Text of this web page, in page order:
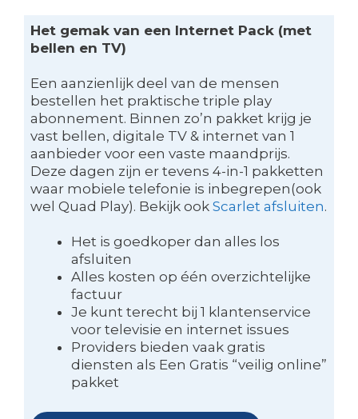
Het gemak van een Internet Pack (met
bellen en TV)
Een aanzienlijk deel van de mensen
bestellen het praktische triple play
abonnement. Binnen zo’n pakket krijg je
vast bellen, digitale TV & internet van 1
aanbieder voor een vaste maandprijs.
Deze dagen zijn er tevens 4-in-1 pakketten
waar mobiele telefonie is inbegrepen(ook
wel Quad Play). Bekijk ook Scarlet afsluiten.
Het is goedkoper dan alles los
afsluiten
Alles kosten op één overzichtelijke
factuur
Je kunt terecht bij 1 klantenservice
voor televisie en internet issues
Providers bieden vaak gratis
diensten als Een Gratis “veilig online”
pakket